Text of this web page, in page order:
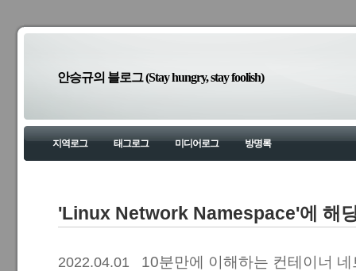
안승규의 블로그 (Stay hungry, stay foolish)
지역로그 태그로그 미디어로그 방명록
'Linux Network Namespace'에 해
2022.04.01 10분만에 이해하는 컨테이너 네